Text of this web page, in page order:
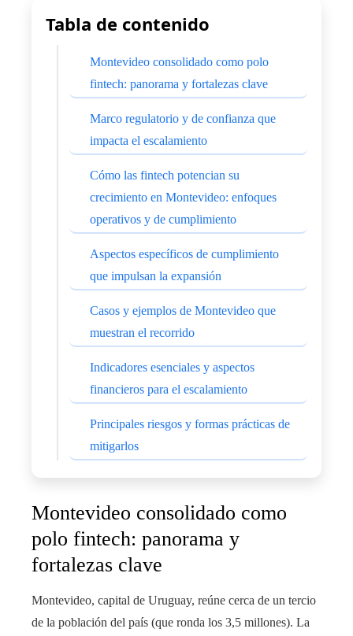
Tabla de contenido
Montevideo consolidado como polo
fintech: panorama y fortalezas clave
Marco regulatorio y de confianza que
impacta el escalamiento
Cómo las fintech potencian su
crecimiento en Montevideo: enfoques
operativos y de cumplimiento
Aspectos específicos de cumplimiento
que impulsan la expansión
Casos y ejemplos de Montevideo que
muestran el recorrido
Indicadores esenciales y aspectos
financieros para el escalamiento
Principales riesgos y formas prácticas de
mitigarlos
Montevideo consolidado como
polo fintech: panorama y
fortalezas clave
Montevideo, capital de Uruguay, reúne cerca de un tercio
de la población del país (que ronda los 3,5 millones). La